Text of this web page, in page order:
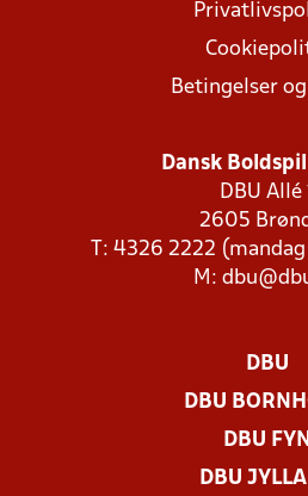
Betingelser
Dansk
DBU Allé
2605
T: 4326 2222
M:
DBU
DBU
DBU FYN
DBU